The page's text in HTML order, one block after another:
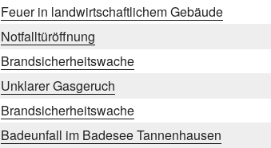
Feuer in landwirtschaftlichem Gebäude
Notfalltüröffnung
Brandsicherheitswache
Unklarer Gasgeruch
Brandsicherheitswache
Badeunfall im Badesee Tannenhausen